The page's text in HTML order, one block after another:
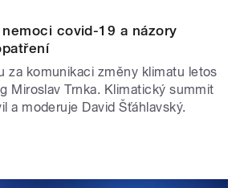
covid-19 a názory
za komunikaci změny klimatu letos
Miroslav Trnka. Klimatický summit
a moderuje David Šťáhlavský.